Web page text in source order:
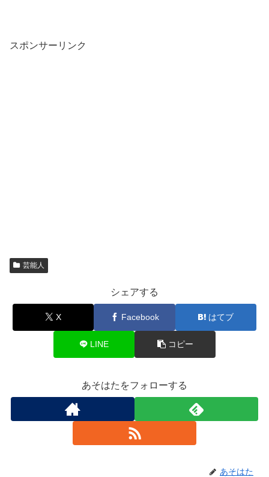
スポンサーリンク
芸能人
シェアする
X Facebook はてブ
LINE コピー
あそはたをフォローする
あそはた